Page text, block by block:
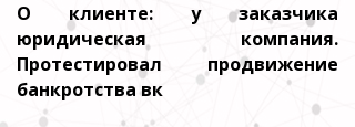
О клиенте: у заказчика
юридическая компания.
Протестировал продвижение
банкротства вк